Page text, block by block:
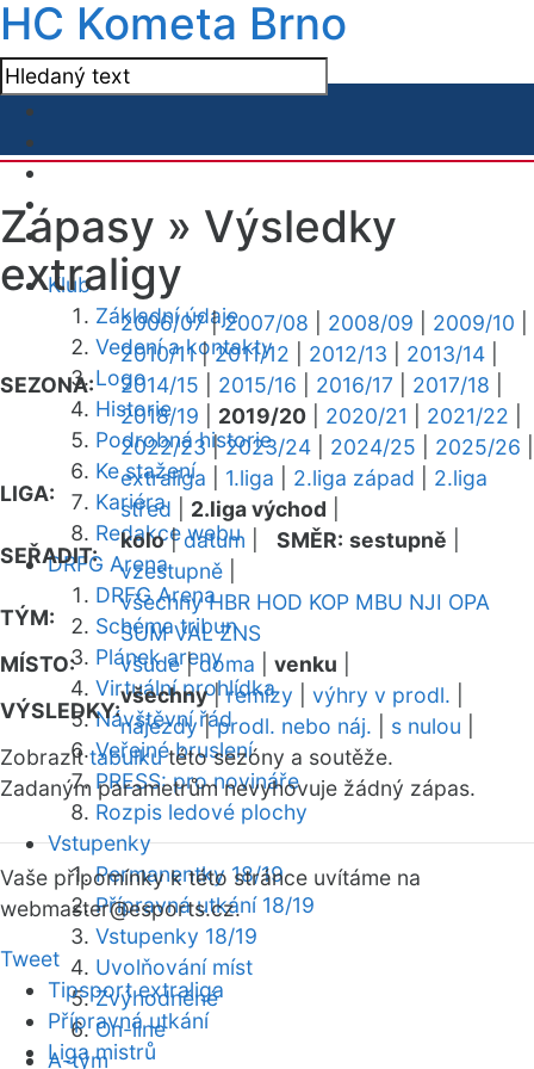
HC Kometa Brno
Klub
Základní údaje
Vedení a kontakty
Logo
Historie
Podrobná historie
Ke stažení
Kariéra
Redakce webu
DRFG Arena
DRFG Arena
Schéma tribun
Plánek areny
Virtuální prohlídka
Návštěvní řád
Veřejné bruslení
PRESS: pro novináře
Rozpis ledové plochy
Vstupenky
Permanentky 18/19
Přípravná utkání 18/19
Vstupenky 18/19
Uvolňování míst
Zvýhodněné
On-line
A-tým
Zápasy » Výsledky
extraligy
SEZONA:
2006/07|2007/08 2008/09 2009/10
2010/11|2011/12 2012/13 2013/14
2014/15
2015/16 2016/17 2017/18
2018/19
2019/20 2020/21 2021/22
2022/23|2023/24 2024/25 2025/26
LIGA:
extraliga 1.liga 2.liga západ
2.liga
střed
2.liga východ
SEŘADIT:
kolo|datum SMĚR: sestupně
vzestupně
TÝM:
všechny HBR HOD KOP MBU NJI OPA
SUM VAL ZNS
MÍSTO:
všude|doma venku
VÝSLEDKY:
všechny|remízy výhry v prodl.
nájezdy|prodl. nebo náj. s nulou
Zobrazittabulkutéto sezóny a soutěže.
Zadaným parametrům nevyhovuje žádný zápas.
Vaše připomínky k této stránce uvítáme na
webmaster@esports.cz.
Tweet
Tipsport extraliga
Přípravná utkání
Liga mistrů